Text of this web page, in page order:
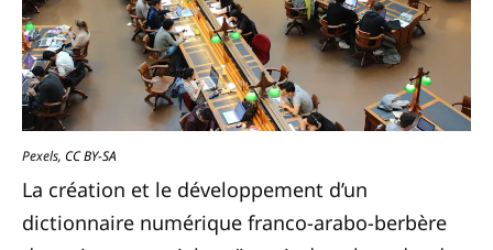
Pexels, CC BY-SA
La création et le développement d’un
dictionnaire numérique franco-arabo-berbère